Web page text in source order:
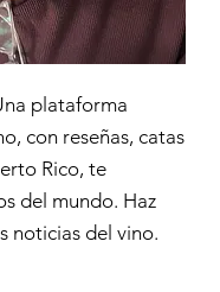
plataforma
con reseñas, catas
Rico, te
del mundo. Haz
noticias del vino.